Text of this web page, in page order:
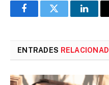
FacebookTwitter
ENTRADES